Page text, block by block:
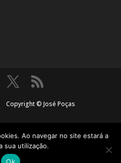
Copyright © José Poças
Ao navegar no site estará a
sua utilização.
Ok